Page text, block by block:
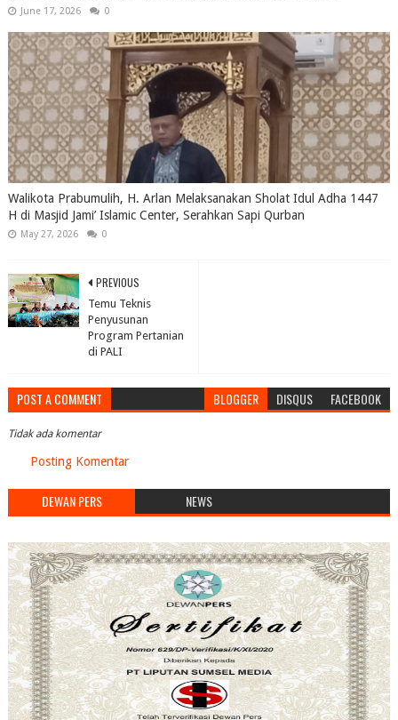
June 17, 2026 0
Walikota Prabumulih, H. Arlan Melaksanakan Sholat Idul Adha 1447
H di Masjid Jami’ Islamic Center, Serahkan Sapi Qurban
May 27, 2026 0
PREVIOUS
Temu Teknis
Penyusunan
Program Pertanian
di PALI
POST A COMMENT BLOGGER DISQUS FACEBOOK
Tidak ada komentar
Posting Komentar
DEWAN PERS NEWS